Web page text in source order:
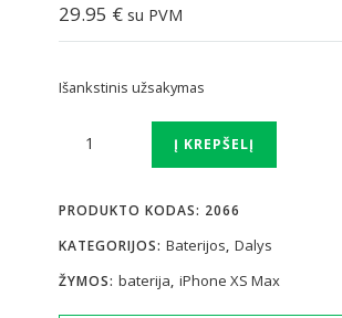
29.95 € su PVM
Išankstinis užsakymas
produkto
XS
Max
baterija
Į KREPŠELĮ
PRODUKTO KODAS: 2066
KATEGORIJOS:Baterijos,Dalys
ŽYMOS:baterija,iPhone XS Max